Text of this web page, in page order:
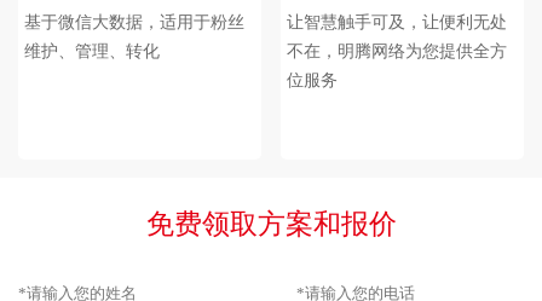
基于微信大数据，适用于粉丝
维护、管理、转化
让智慧触手可及，让便利无处
不在，明腾网络为您提供全方
位服务
免费领取方案和报价